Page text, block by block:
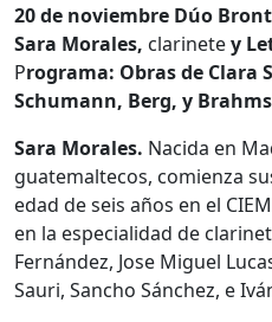
20 de noviembre Dúo
Sara Morales, clarinetey
Programa: Obras de Clara
Schumann, Berg, y Brahms
Sara Morales. Nacida en
guatemaltecos, comienza
edad de seis años en el
en la especialidad de
Fernández, Jose Miguel
Sauri, Sancho Sánchez, e